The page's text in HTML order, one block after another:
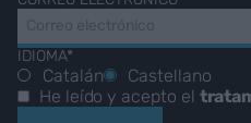
IDIOMA*
Catalán
Castellano
He leído y acepto el